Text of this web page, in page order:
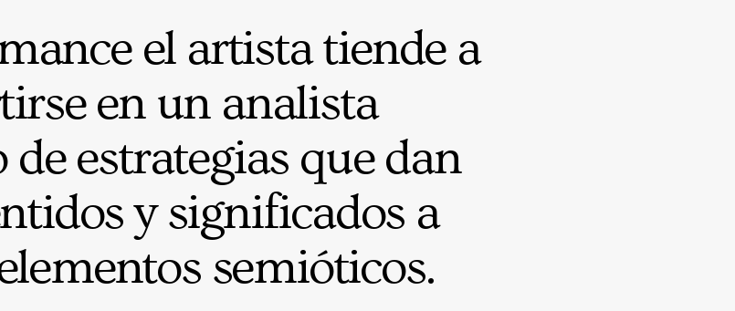
el artista tiende a
en un analista
estrategias que dan
y significados a
semióticos.